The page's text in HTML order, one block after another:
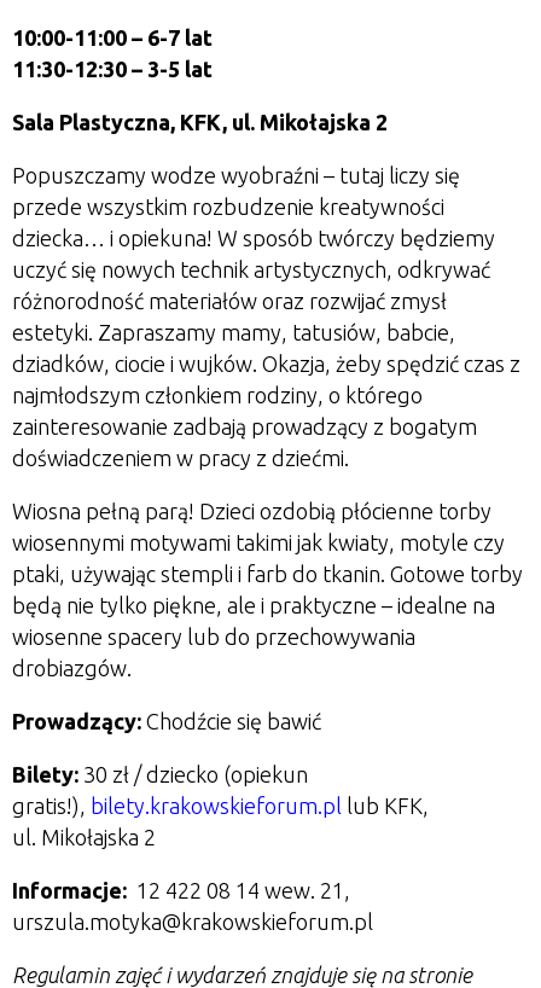
10:00-11:00 – 6-7 lat
11:30-12:30 – 3-5 lat
Sala Plastyczna, KFK, ul. Mikołajska 2
Popuszczamy wodze wyobraźni – tutaj liczy się
przede wszystkim rozbudzenie kreatywności
dziecka… i opiekuna! W sposób twórczy będziemy
uczyć się nowych technik artystycznych, odkrywać
różnorodność materiałów oraz rozwijać zmysł
estetyki. Zapraszamy mamy, tatusiów, babcie,
dziadków, ciocie i wujków. Okazja, żeby spędzić czas z
najmłodszym członkiem rodziny, o którego
zainteresowanie zadbają prowadzący z bogatym
doświadczeniem w pracy z dziećmi.
Wiosna pełną parą! Dzieci ozdobią płócienne torby
wiosennymi motywami takimi jak kwiaty, motyle czy
ptaki, używając stempli i farb do tkanin. Gotowe torby
będą nie tylko piękne, ale i praktyczne – idealne na
wiosenne spacery lub do przechowywania
drobiazgów.
Prowadzący: Chodźcie się bawić
Bilety: 30 zł / dziecko (opiekun
gratis!), bilety.krakowskieforum.pl lub KFK,
ul. Mikołajska 2
Informacje: 1 2 422 08 14 wew. 21 ,
urszula.motyka@krakowskieforum.pl
Regulamin zajęć i wydarzeń znajduje się na stronie